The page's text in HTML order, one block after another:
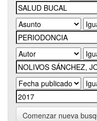
Comenzar nueva